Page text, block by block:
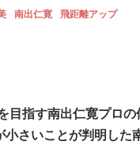
南出仁寛 飛距離アップ
目指す南出仁寛プロ
さいことが判明し